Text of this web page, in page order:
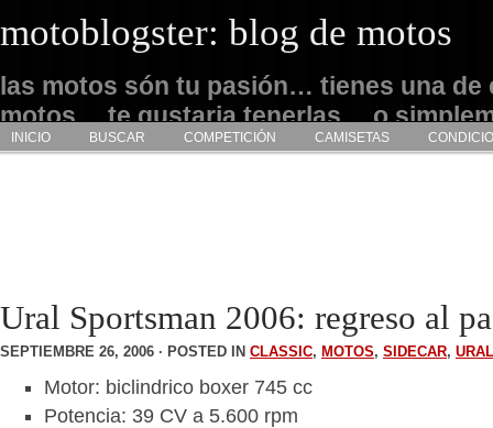
motoblogster: blog de motos
las motos són tu pasión… tienes una de
motos… te gustaria tenerlas… o
admirarlas… este es tu sitio
INICIO BUSCAR COMPETICIÓN CAMISETAS
Ural Sportsman 2006: regreso al
SEPTIEMBRE 26, 2006 · POSTED IN CLASSIC, MOTOS, SIDECAR, URAL
Motor: biclindrico boxer 745 cc
Potencia: 39 CV a 5.600 rpm